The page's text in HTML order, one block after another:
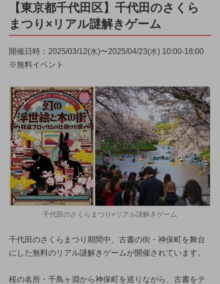
【東京都千代田区】千代田のさくら
まつり×リアル謎解きゲーム
開催日時：2025/03/12(水)〜2025/04/23(水) 10:00-18:00
※無料イベント
千代田のさくらまつり×リアル謎解きゲーム
千代田のさくらまつり期間中、古書の街・神保町を舞台
にした無料のリアル謎解きゲームが開催されています。
桜の名所・千鳥ヶ淵から神保町を巡りながら、古書をテ